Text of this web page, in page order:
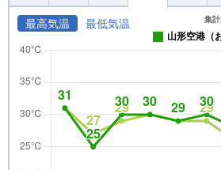
最高気温 最低気温 集
山形空港（